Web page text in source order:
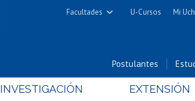
Facultades
Cs. Físicas y Matemáticas
Cs. Químicas y Farmacéuticas
U-Cursos Mi
Postulantes
INVESTIGACIÓN EXTENSIÓN